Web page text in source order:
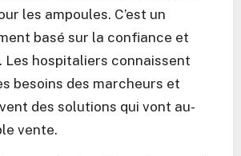
les ampoules. C’est un
basé sur la confiance et
Les hospitaliers connaissent
besoins des marcheurs et
des solutions qui vont au-
vente.